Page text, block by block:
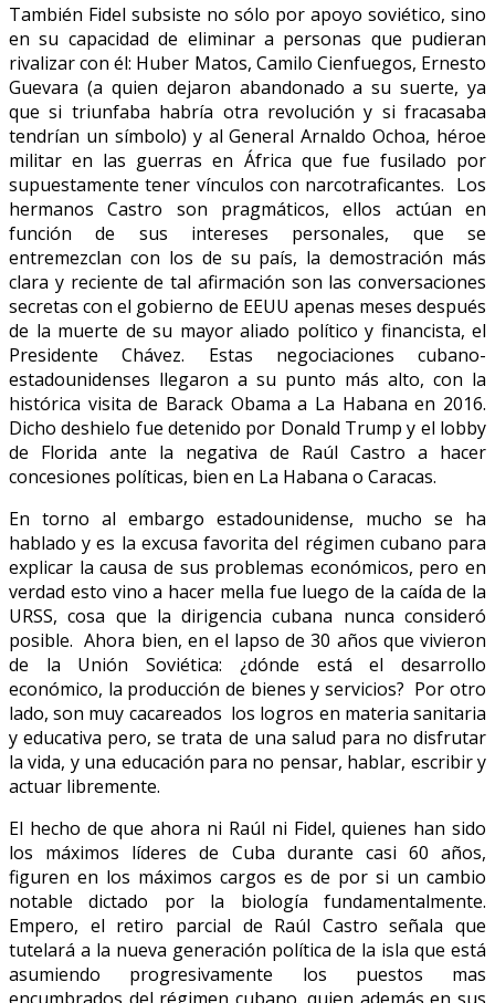
También Fidel subsiste no sólo por apoyo soviético, sino
en su capacidad de eliminar a personas que pudieran
rivalizar con él: Huber Matos, Camilo Cienfuegos, Ernesto
Guevara (a quien dejaron abandonado a su suerte, ya
que si triunfaba habría otra revolución y si fracasaba
tendrían un símbolo) y al General Arnaldo Ochoa, héroe
militar en las guerras en África que fue fusilado por
supuestamente tener vínculos con narcotraficantes. Los
hermanos Castro son pragmáticos, ellos actúan en
función de sus intereses personales, que se
entremezclan con los de su país, la demostración más
clara y reciente de tal afirmación son las conversaciones
secretas con el gobierno de EEUU apenas meses después
de la muerte de su mayor aliado político y financista, el
Presidente Chávez. Estas negociaciones cubano-
estadounidenses llegaron a su punto más alto, con la
histórica visita de Barack Obama a La Habana en 2016.
Dicho deshielo fue detenido por Donald Trump y el lobby
de Florida ante la negativa de Raúl Castro a hacer
concesiones políticas, bien en La Habana o Caracas.
En torno al embargo estadounidense, mucho se ha
hablado y es la excusa favorita del régimen cubano para
explicar la causa de sus problemas económicos, pero en
verdad esto vino a hacer mella fue luego de la caída de la
URSS, cosa que la dirigencia cubana nunca consideró
posible. Ahora bien, en el lapso de 30 años que vivieron
de la Unión Soviética: ¿dónde está el desarrollo
económico, la producción de bienes y servicios? Por otro
lado, son muy cacareados los logros en materia sanitaria
y educativa pero, se trata de una salud para no disfrutar
la vida, y una educación para no pensar, hablar, escribir y
actuar libremente.
El hecho de que ahora ni Raúl ni Fidel, quienes han sido
los máximos líderes de Cuba durante casi 60 años,
figuren en los máximos cargos es de por si un cambio
notable dictado por la biología fundamentalmente.
Empero, el retiro parcial de Raúl Castro señala que
tutelará a la nueva generación política de la isla que está
asumiendo progresivamente los puestos mas